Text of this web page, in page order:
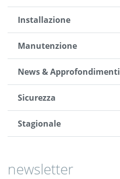
Installazione
Manutenzione
News & Approfondimenti
Sicurezza
Stagionale
newsletter